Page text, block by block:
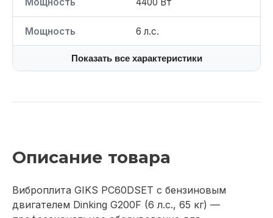
Мощность 6 л.с.
Показать все характеристики
Описание товара
Виброплита GIKS PC60DSET с бензиновым
двигателем Dinking G200F (6 л.с., 65 кг) —